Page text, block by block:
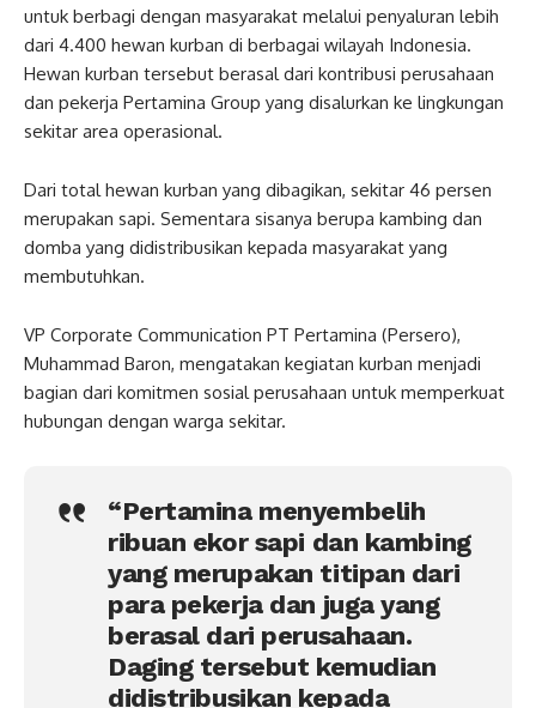
untuk berbagi dengan masyarakat melalui penyaluran lebih
dari 4.400 hewan kurban di berbagai wilayah Indonesia.
Hewan kurban tersebut berasal dari kontribusi perusahaan
dan pekerja Pertamina Group yang disalurkan ke lingkungan
sekitar area operasional.
Dari total hewan kurban yang dibagikan, sekitar 46 persen
merupakan sapi. Sementara sisanya berupa kambing dan
domba yang didistribusikan kepada masyarakat yang
membutuhkan.
VP Corporate Communication PT Pertamina (Persero),
Muhammad Baron, mengatakan kegiatan kurban menjadi
bagian dari komitmen sosial perusahaan untuk memperkuat
hubungan dengan warga sekitar.
“Pertamina menyembelih
ribuan ekor sapi dan kambing
yang merupakan titipan dari
para pekerja dan juga yang
berasal dari perusahaan.
Daging tersebut kemudian
didistribusikan kepada